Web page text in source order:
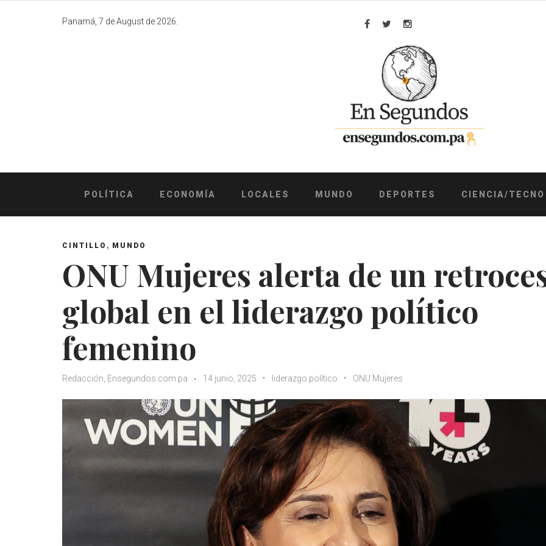
Panamá, 7 de August de 2026.
Facebook
TwitterInstagram
POLÍTICA ECONOMÍA LOCALES MUNDO DEPORTES CIENCIA/TECNO
CINTILLO , MUNDO
ONU Mujeres alerta de un
global en el liderazgo político
femenino
Redacción, Ensegundos.com.pa 14 junio, 2025 liderazgo político ONU Mujeres